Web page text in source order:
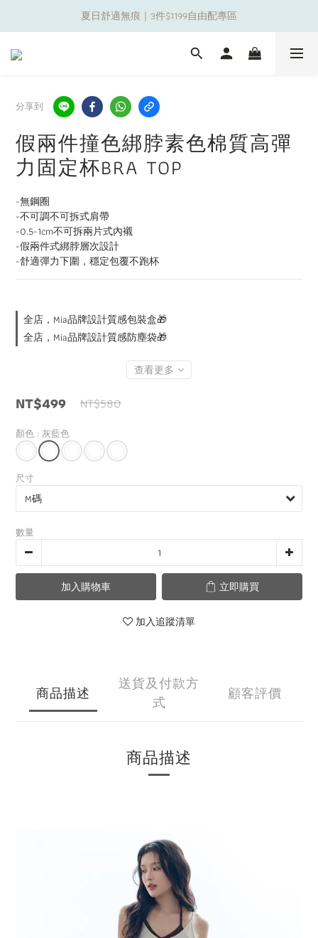
夏日舒適無痕｜3件$1199自由配專區
夏日舒適無痕｜3件$1199自由配專區
新朋友限定✨加入官方LINE領$50購物金
分享到
假兩件撞色綁脖素色棉質高彈
力固定杯BRA TOP
-無鋼圈
-不可調不可拆式肩帶
-0.5-1cm不可拆兩片式內襯
-假兩件式綁脖層次設計
-舒適彈力下圍，穩定包覆不跑杯
全店，Mia品牌設計質感包裝盒🎁
全店，Mia品牌設計質感防塵袋🎁
查看更多
NT$499 NT$580
顏色 : 灰藍色
尺寸
數量
加入購物車 立即購買
加入追蹤清單
商品描述
送貨及付款方
式
顧客評價
商品描述